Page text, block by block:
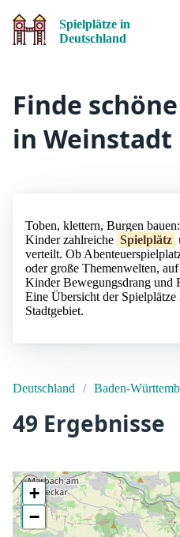
Spielplätze in
Deutschland
Finde
in Weinstadt
Toben, klettern, Burgen
Kinder zahlreiche Spielplätz
verteilt. Ob
oder große Themenwelten,
Kinder Bewegungsdrang und
Eine Übersicht der
Stadtgebiet.
Deutschland Baden-
49 Ergebnisse
+
−